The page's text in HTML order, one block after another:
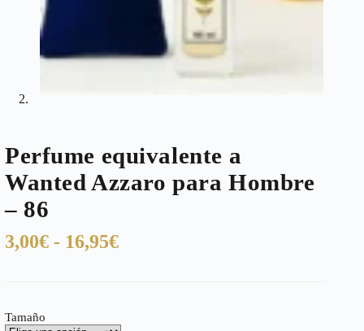
Perfume equivalente a
Wanted Azzaro para Hombre
– 86
3,00€ - 16,95€Rango
Tamaño